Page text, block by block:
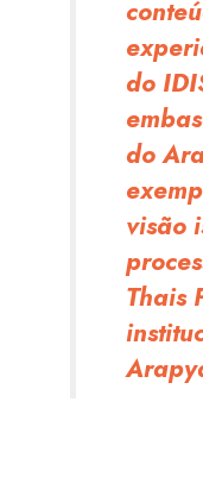
do
do
visão
Thais